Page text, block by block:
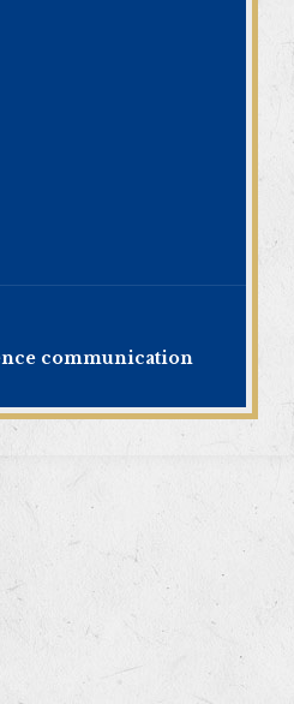
communication